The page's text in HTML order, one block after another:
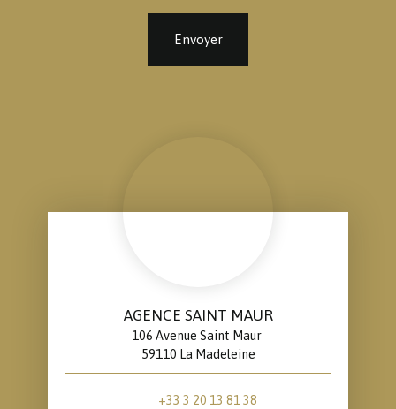
Envoyer
AGENCE SAINT MAUR
106 Avenue Saint Maur
59110 La Madeleine
+33 3 20 13 81 38